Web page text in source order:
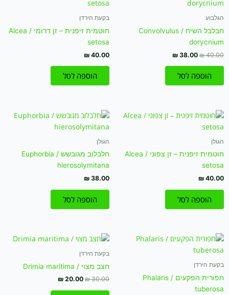
הגלבוע
חבלבל השיח / Convolvulus
dorycnium
₪40.00
היה:
₪ 38.00
הוספה לסל
בקעת הירדן
חוטמית זיפנית – זן דרומי / Alcea
setosa
₪ 40.00
הוספה לסל
הגולן
חוטמית זיפנית – זן צפוני / Alcea
setosa
₪ 40.00
הוספה לסל
הגולן
חלבלוב מגובשש / Euphorbia
hierosolymitana
₪ 38.00
הוספה לסל
בקעת הירדן
חפורית הפקעים / Phalaris
tuberosa
בקעת הירדן
חצב מצוי / Drimia maritima
₪30.00
המחיר
היה:
₪ 20.00
המחיר